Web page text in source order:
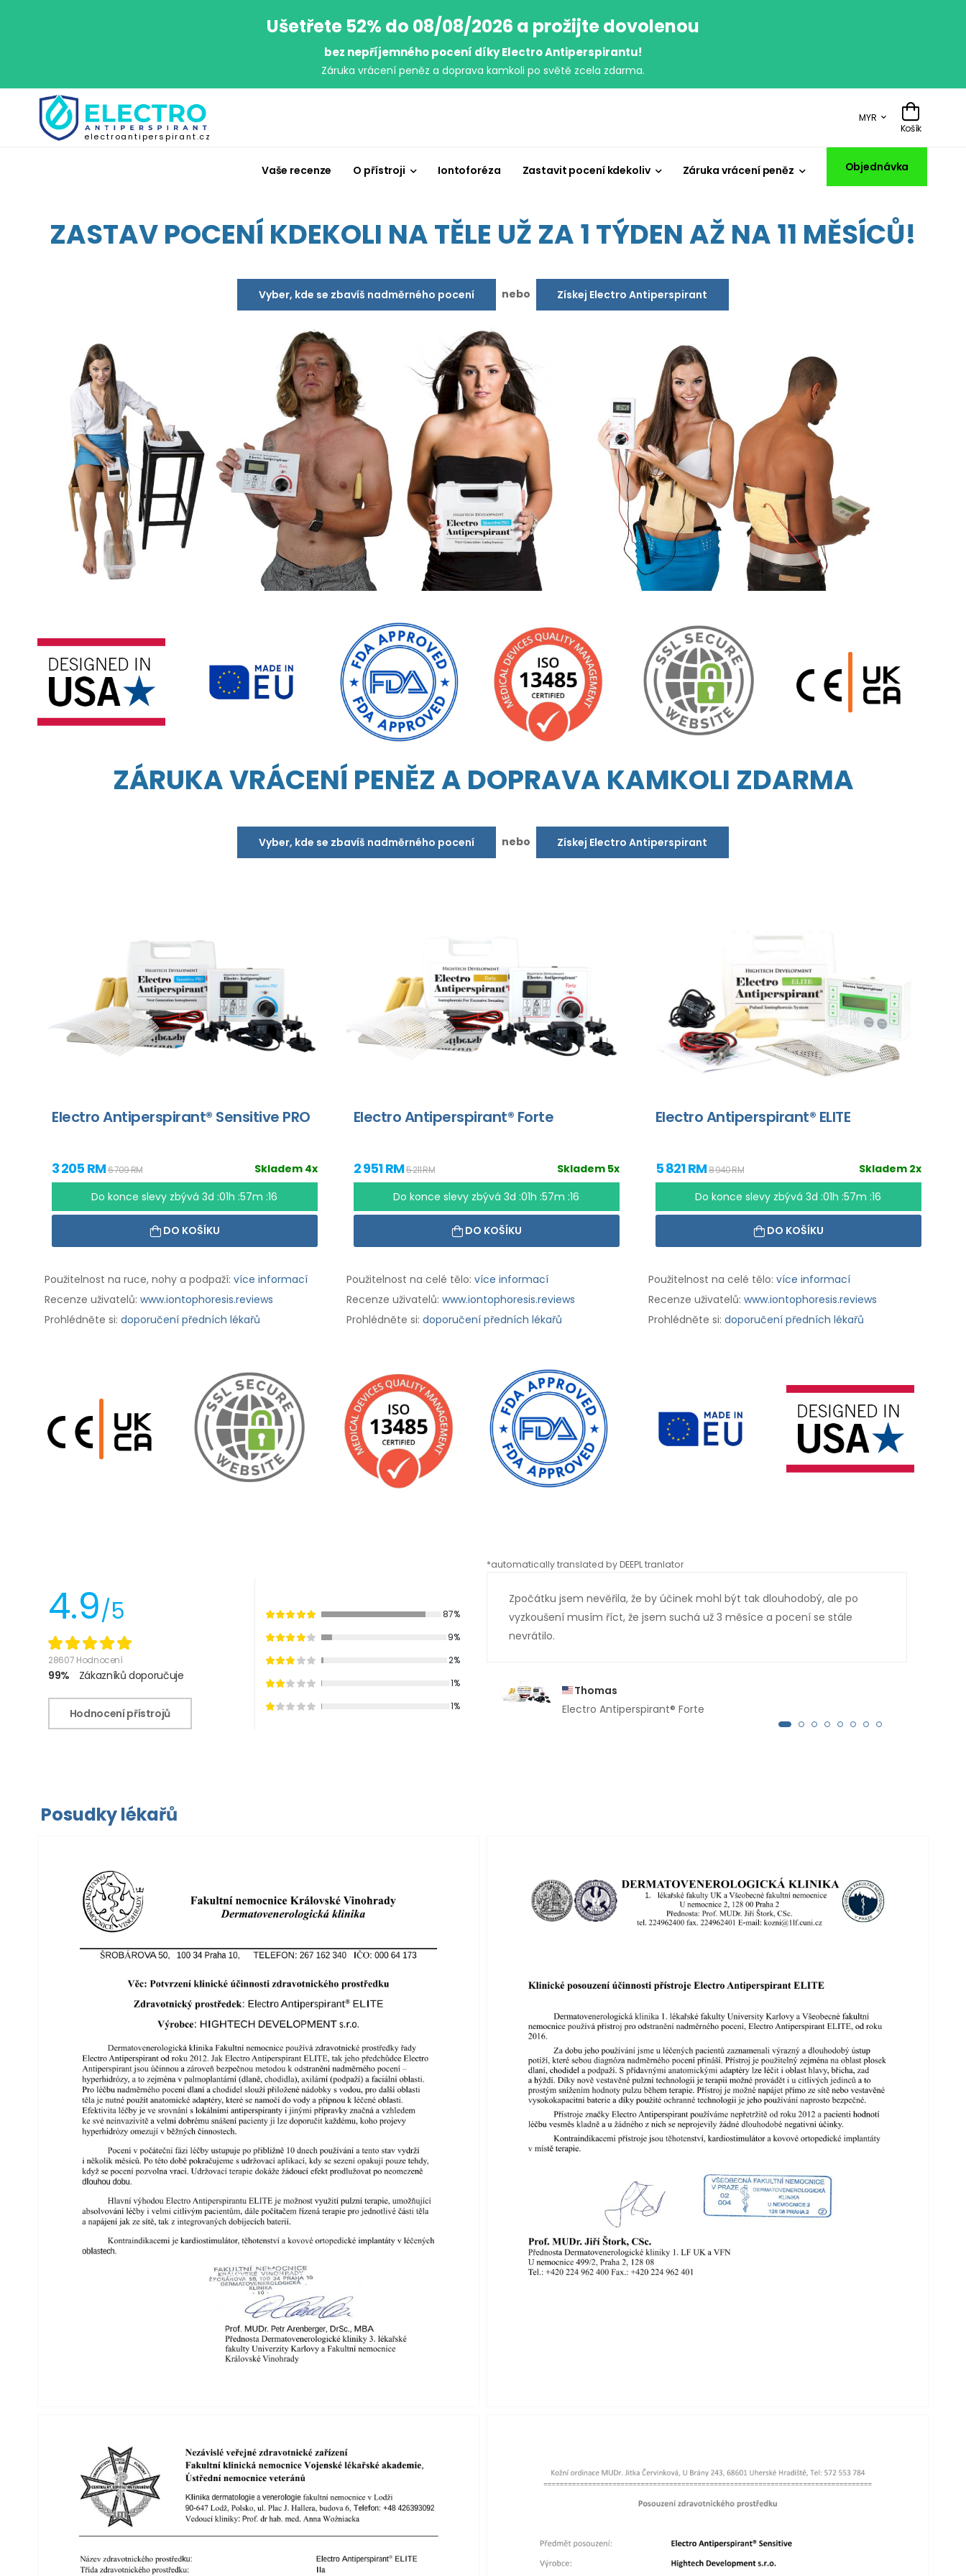
Ušetřete 52% do 08/08/2026 a prožijte dovolenou
bez nepříjemného pocení díky Electro Antiperspirantu!
Záruka vrácení peněz a doprava kamkoli po světě zcela zdarma.
electroantiperspirant.cz
MYR
Košík
Vaše recenze O přístroji Iontoforéza Zastavit pocení kdekoliv Záruka vrácení peněz Objednávka
ZASTAV POCENÍ KDEKOLI NA TĚLE UŽ ZA 1 TÝDEN AŽ NA 11 MĚSÍCŮ!
Vyber, kde se zbavíš nadměrného pocení nebo Získej Electro Antiperspirant
ZÁRUKA VRÁCENÍ PENĚZ A DOPRAVA KAMKOLI ZDARMA
Vyber, kde se zbavíš nadměrného pocení nebo Získej Electro Antiperspirant
Electro Antiperspirant® Sensitive PRO
Skladem 4x
3 205 RM6 709 RM
Do konce slevy zbývá3d :01h :57m :15
DO KOŠÍKU
Použitelnost na ruce, nohy a podpaží: více informací
Recenze uživatelů: www.iontophoresis.reviews
Prohlédněte si: doporučení předních lékařů
Electro Antiperspirant® Forte
Skladem 5x
2 951 RM5 211 RM
Do konce slevy zbývá3d :01h :57m :15
DO KOŠÍKU
Použitelnost na celé tělo: více informací
Recenze uživatelů: www.iontophoresis.reviews
Prohlédněte si: doporučení předních lékařů
Electro Antiperspirant® ELITE
Skladem 2x
5 821 RM8 940 RM
Do konce slevy zbývá3d :01h :57m :15
DO KOŠÍKU
Použitelnost na celé tělo: více informací
Recenze uživatelů: www.iontophoresis.reviews
Prohlédněte si: doporučení předních lékařů
4.9/5
28607 Hodnocení
99% Zákazníků doporučuje
Hodnocení přístrojů
87%
9%
2%
1%
1%
*automatically translated by DEEPL tranlator
Zpočátku jsem nevěřila, že by účinek mohl být tak dlouhodobý, ale po
vyzkoušení musím říct, že jsem suchá už 3 měsíce a pocení se stále
nevrátilo.
Thomas
Electro Antiperspirant® Forte
Posudky lékařů